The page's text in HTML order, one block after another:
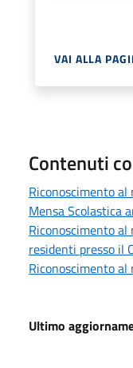
VAI ALLA
Contenuti
Riconoscimento
Mensa Scolastica
Riconoscimento
residenti presso il
Riconoscimento
Ultimo